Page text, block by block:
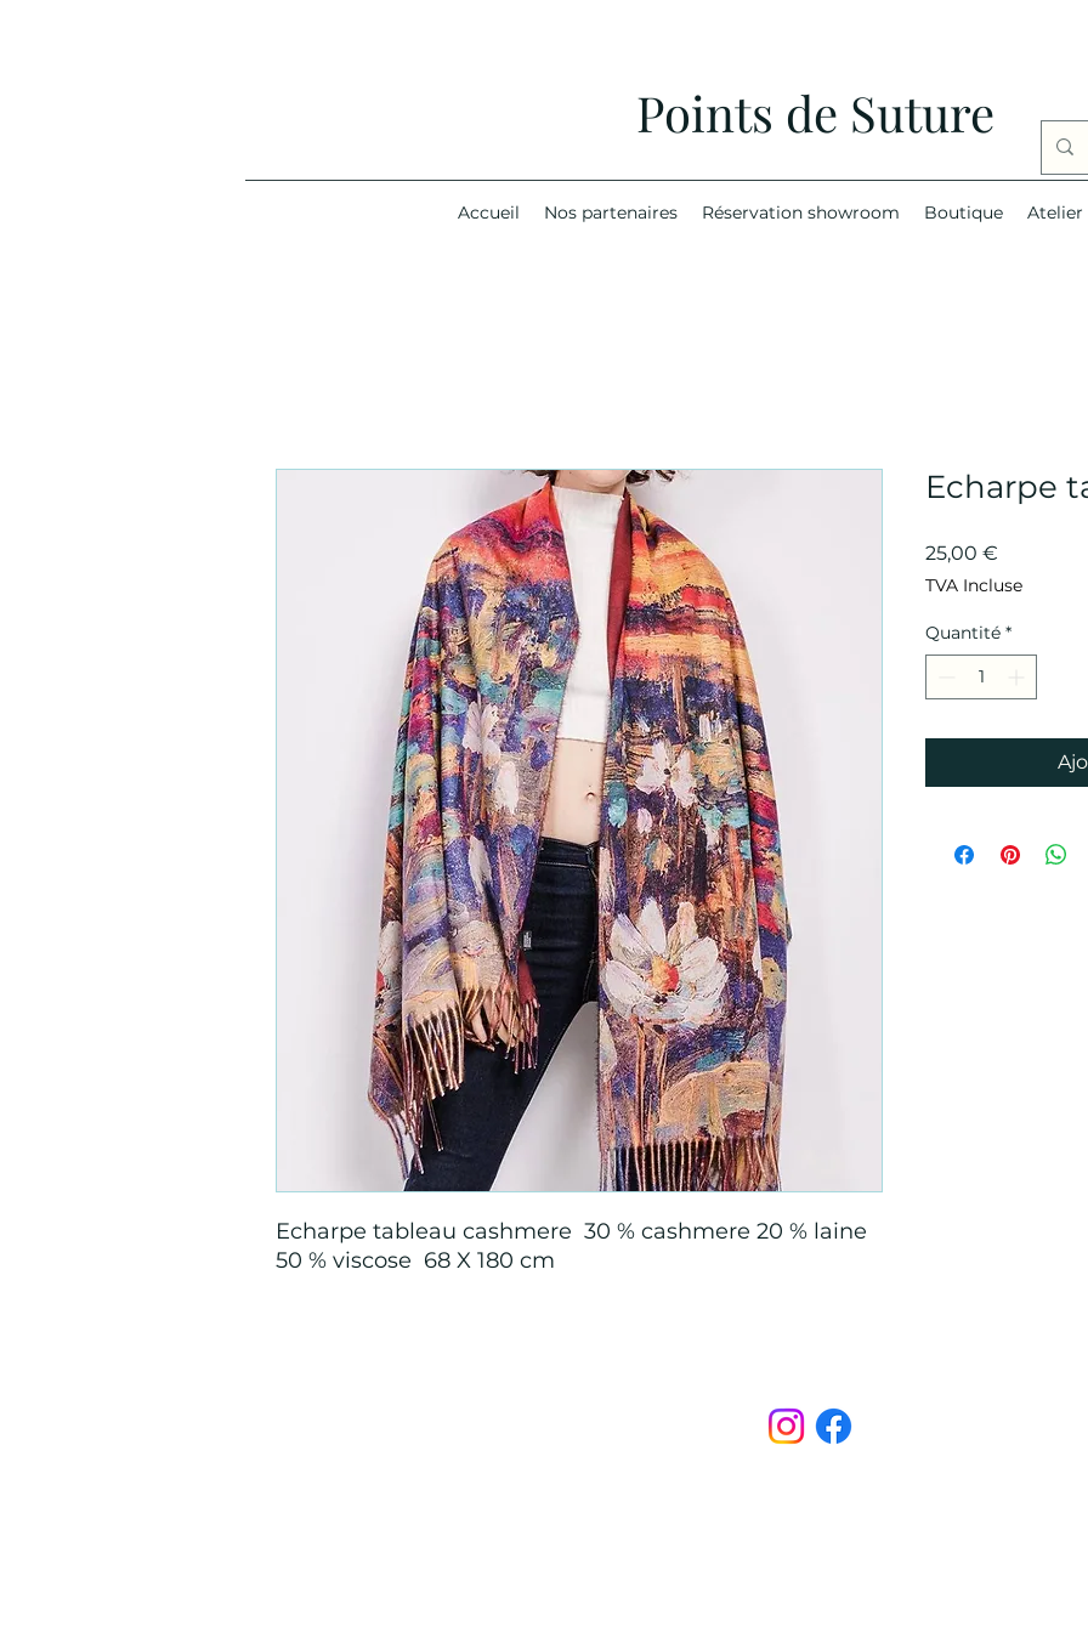
Points de Suture
Accueil Nos partenaires Réservation showroom Boutique Atelier
Echarpe tableau cashmere 30 % cashmere 20 % laine
50 % viscose 68 X 180 cm
Echarpe
25,00 €
TVA Incluse
Quantité *